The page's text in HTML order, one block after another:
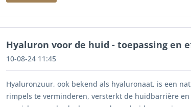
Hyaluron voor de huid - toepassing en
10-08-24 11:45
Hyaluronzuur, ook bekend als hyaluronaat, is een
rimpels te verminderen, versterkt de huidbarrière